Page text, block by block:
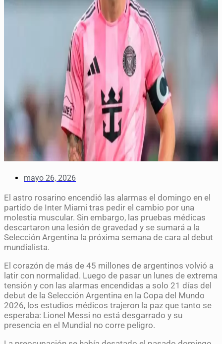
mayo 26, 2026
El astro rosarino encendió las alarmas el domingo en el
partido de Inter Miami tras pedir el cambio por una
molestia muscular. Sin embargo, las pruebas médicas
descartaron una lesión de gravedad y se sumará a la
Selección Argentina la próxima semana de cara al debut
mundialista.
El corazón de más de 45 millones de argentinos volvió a
latir con normalidad. Luego de pasar un lunes de extrema
tensión y con las alarmas encendidas a solo 21 días del
debut de la Selección Argentina en la Copa del Mundo
2026, los estudios médicos trajeron la paz que tanto se
esperaba: Lionel Messi no está desgarrado y su
presencia en el Mundial no corre peligro.